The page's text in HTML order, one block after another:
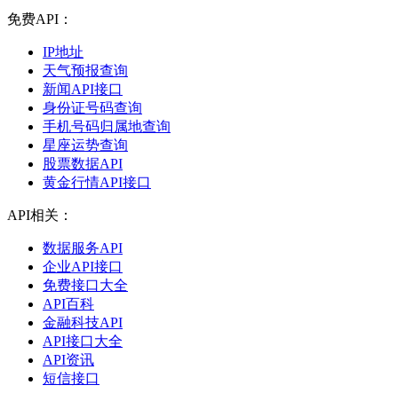
免费API：
IP地址
天气预报查询
新闻API接口
身份证号码查询
手机号码归属地查询
星座运势查询
股票数据API
黄金行情API接口
API相关：
数据服务API
企业API接口
免费接口大全
API百科
金融科技API
API接口大全
API资讯
短信接口